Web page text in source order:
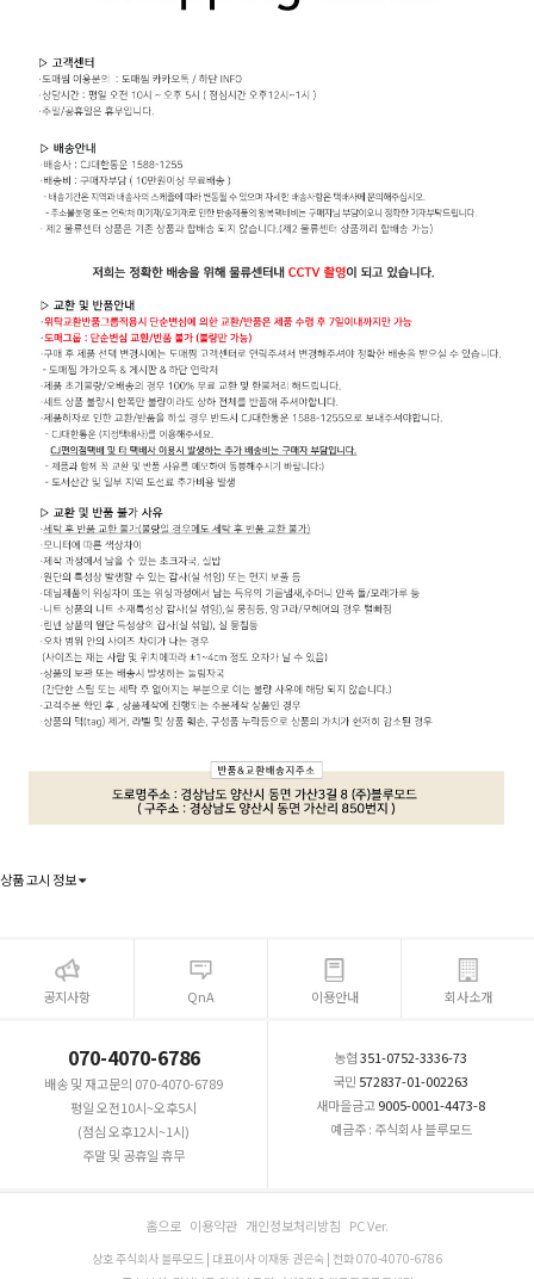
상품 고시 정보
공지사항 QnA 이용안내 회사소개
070-4070-6786
배송 및 재고문의 070-4070-6789
평일 오전10시~오후5시
(점심 오후12시~1시)
주말 및 공휴일 휴무
농협351-0752-3336-73
국민 572837-01-002263
새마을금고9005-0001-4473-8
예금주 : 주식회사 블루모드
홈으로 이용약관 개인정보처리방침 PC Ver.
상호 주식회사 블루모드 | 대표이사 이재동 권은숙 | 전화 070-4070-6786